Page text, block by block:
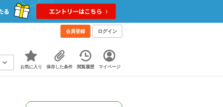
会員登録 ログイン
お気に入り 保存した条件 閲覧履歴 マイページ